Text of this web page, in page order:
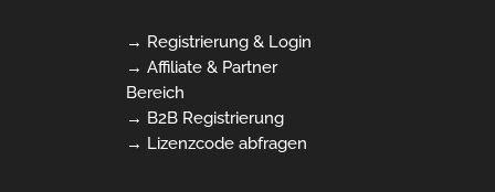
→ Registrierung & Login
→ Affiliate & Partner
Bereich
→ B2B Registrierung
→ Lizenzcode abfragen